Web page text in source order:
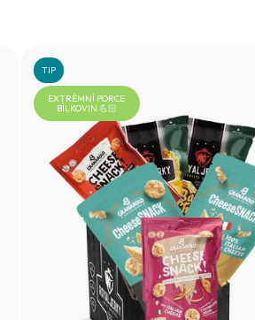
TIP
EXTRÉMNÍ PORCE
BÍLKOVIN 💪🏻